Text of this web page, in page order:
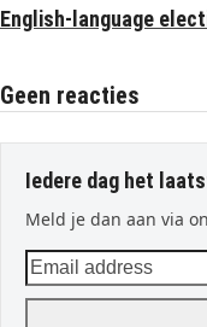
English-language
Geen reacties
Iedere dag het
Meld je dan aan via
Email
address